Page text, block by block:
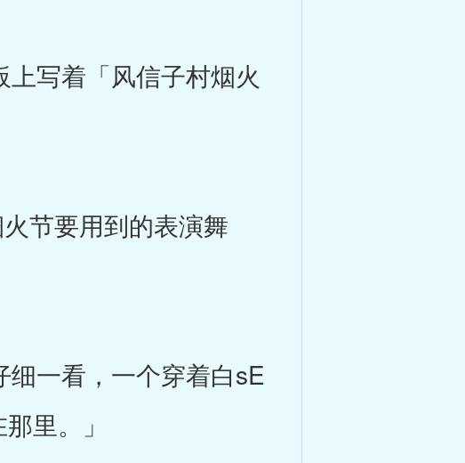
写着「风信子村烟火
节要用到的表演舞
一看，一个穿着白sE
里。」